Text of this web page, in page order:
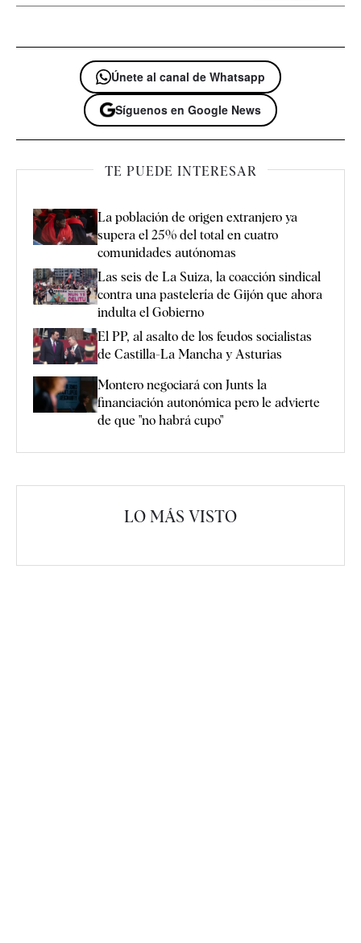
Únete al canal de Whatsapp
Síguenos en Google News
TE PUEDE INTERESAR
La población de origen extranjero ya
supera el 25% del total en cuatro
comunidades autónomas
Las seis de La Suiza, la coacción sindical
contra una pastelería de Gijón que ahora
indulta el Gobierno
El PP, al asalto de los feudos socialistas
de Castilla-La Mancha y Asturias
Montero negociará con Junts la
financiación autonómica pero le advierte
de que "no habrá cupo"
LO MÁS VISTO